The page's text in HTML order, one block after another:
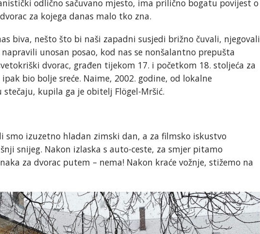
odlično sačuvano mjesto, ima prilično bogatu povijest o
za kojega danas malo tko zna.
biva, nešto što bi naši zapadni susjedi brižno čuvali, njegovali
unosan posao, kod nas se nonšalantno prepušta
dvorac, građen tijekom 17. i početkom 18. stoljeća za
bio bolje sreće. Naime, 2002. godine, od lokalne
kupila ga je obitelj Flögel-Mršić.
smo izuzetno hladan zimski dan, a za filmsko iskustvo
snijeg. Nakon izlaska s auto-ceste, za smjer pitamo
za dvorac putem – nema! Nakon kraće vožnje, stižemo na